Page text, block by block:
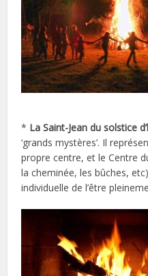
* La Saint-Jean du solstice
‘grands mystères’. Il
propre centre, et le Centre
la cheminée, les bûches,
individuelle de l’être